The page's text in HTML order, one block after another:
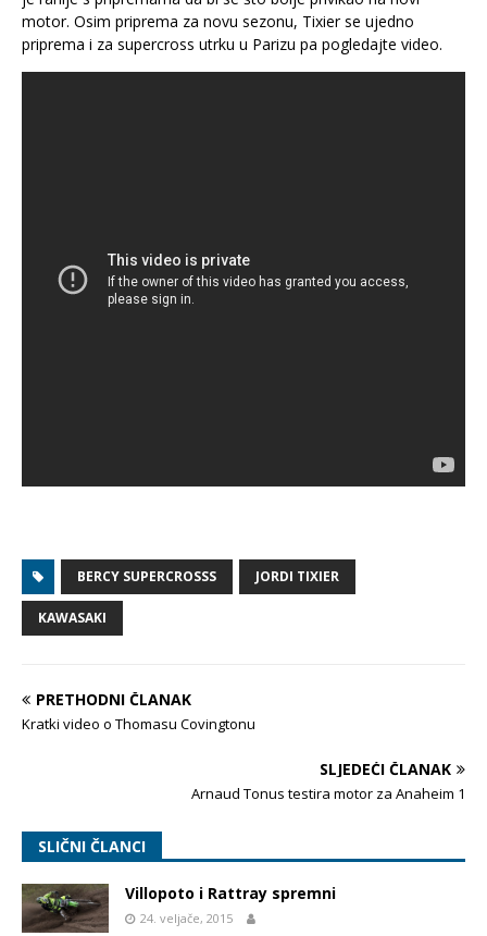
motor. Osim priprema za novu sezonu, Tixier se ujedno
priprema i za supercross utrku u Parizu pa pogledajte video.
BERCY SUPERCROSSS JORDI TIXIER
KAWASAKI
PRETHODNI ČLANAK
Kratki video o Thomasu Covingtonu
SLJEDEĆI ČLANAK
Arnaud Tonus testira motor za Anaheim 1
SLIČNI ČLANCI
Villopoto i Rattray spremni
24. veljače, 2015